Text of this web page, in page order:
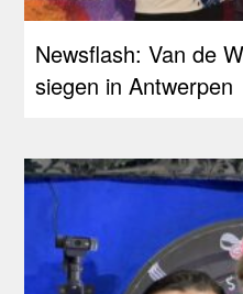
Newsflash: Van de
siegen in Antwerpen